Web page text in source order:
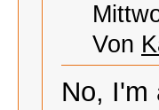
Von
No, I'm